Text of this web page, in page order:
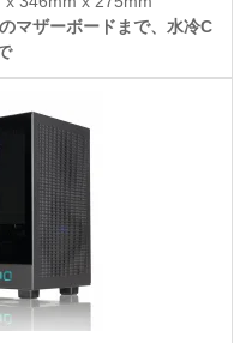
マザーボードまで、水冷C